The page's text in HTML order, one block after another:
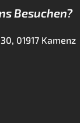
Besuchen?
01917 Kamenz